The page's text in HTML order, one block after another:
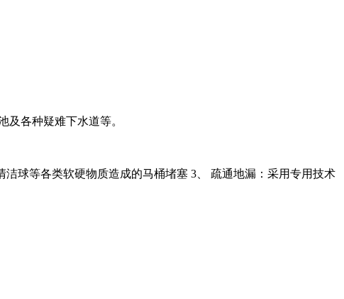
各种疑难下水道等。
球等各类软硬物质造成的马桶堵塞 3、 疏通地漏：采用专用技术